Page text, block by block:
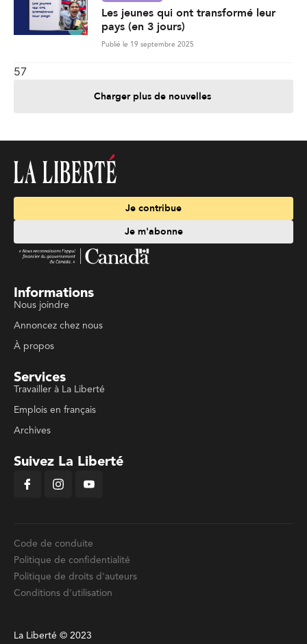
Les jeunes qui ont transformé leur
pays (en 3 jours)
Publié le 19 septembre 2025
57
Charger plus de nouvelles
Je contribue
Je m'abonne
Informations
Nous joindre
Annoncez chez nous
À propos
Services
Travailler à La Liberté
Emplois en français
Archives
Suivez La Liberté
Code de conduite
Politique de confidentialité
Politique de droits d'auteurs
Conditions d'utilisation
La Liberté © 2023